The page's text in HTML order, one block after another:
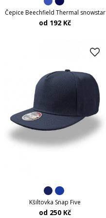
Čepice Beechfield Thermal snowstar
od 192 Kč
Kšiltovka Snap Five
od 250 Kč